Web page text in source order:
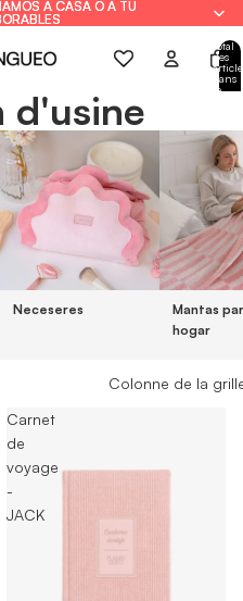
A CASA O A TU
A CASA O A TU
Total
des
dans
le
d'usine
Neceseres
Mantas
hogar
Colonne de la
Carnet
de
voyage
-
JACK